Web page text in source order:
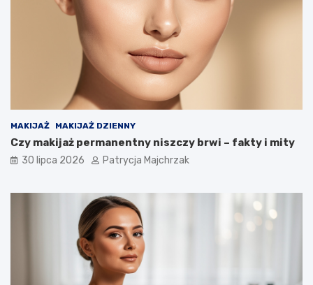
MAKIJAŻ MAKIJAŻ DZIENNY
Czy makijaż permanentny niszczy brwi – fakty i mity
30 lipca 2026 Patrycja Majchrzak